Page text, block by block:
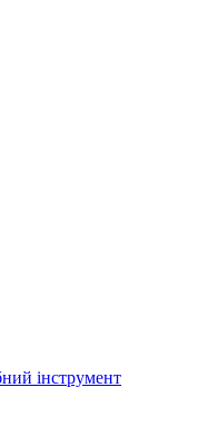
інструмент